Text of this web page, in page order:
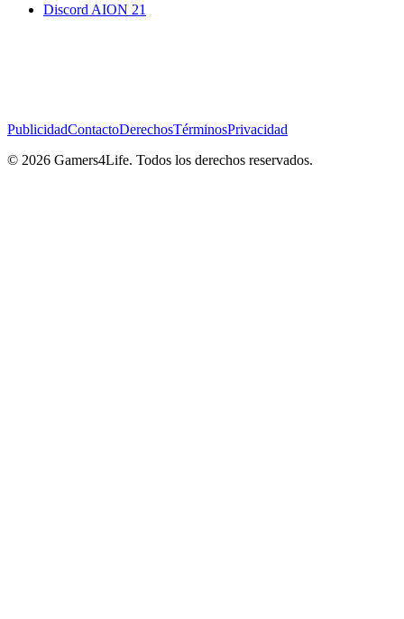
Discord AION 21
PublicidadContactoDerechosTérminosPrivacidad
© 2026 Gamers4Life. Todos los derechos reservados.